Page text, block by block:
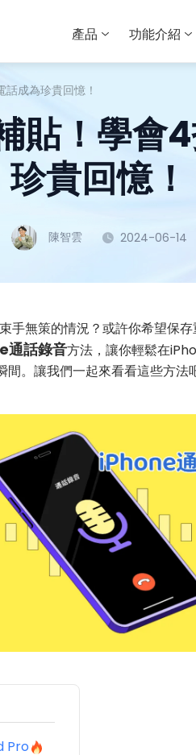
產品 功能介紹
成為珍貴回憶！
貼！學會
珍貴回憶！
陳智雲 2024-06-14
手無策的情況？或許你希望保
通話錄音方法，讓你輕鬆在
。讓我們一起來看看這些方法
Pro